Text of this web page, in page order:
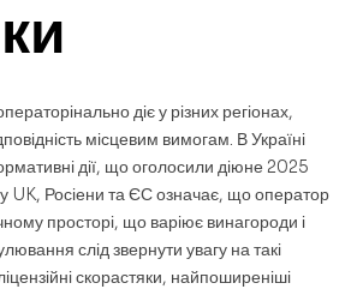
діє у різних регіонах,
місцевим вимогам. В Україні
дії, що оголосили діюне 2025
UK, Росіени та ЄС означає, що оператор
просторі, що варіює винагороди і
слід звернути увагу на такі
скорастяки, найпоширеніші